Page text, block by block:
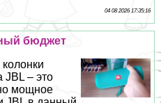
04 08 2026 17:35:16
бюджет
JBL – это
мощное